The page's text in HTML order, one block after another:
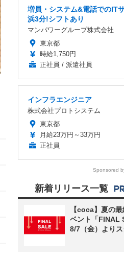
増員・システム&電話でのIT
浜3分!シフトあり
マンパワーグループ株式会社
東京都
時給1,750円
正社員 / 派遣社員
インフラエンジニア
株式会社プロトシステム
東京都
月給23万円～33万円
正社員
Sponsored
新着リリース一覧
【coca】夏の
ベント「FINAL
8/7（金）よりス